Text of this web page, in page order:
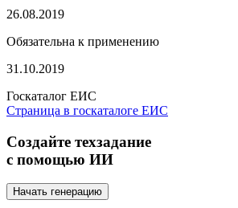
26.08.2019
Обязательна к применению
31.10.2019
Госкаталог ЕИС
Страница в госкаталоге ЕИС
Создайте техзадание
с помощью ИИ
Начать генерацию